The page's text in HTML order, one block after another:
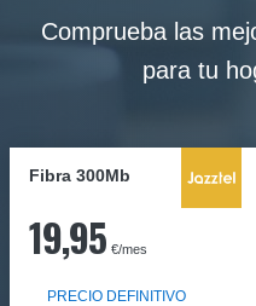
Comprueba las
para tu
Fibra 300Mb
19,95 €/mes
PRECIO DEFINITIVO